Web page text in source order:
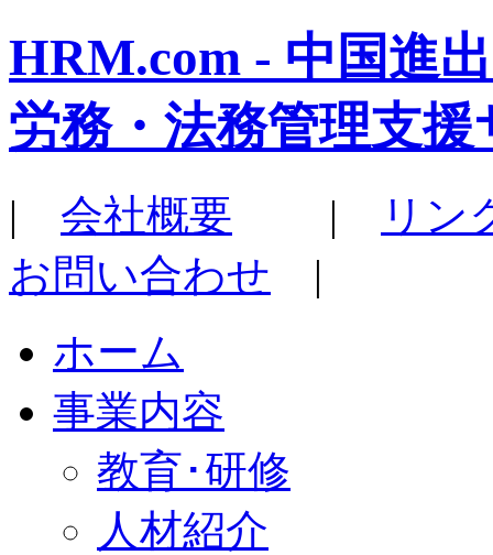
HRM.com - 中国進
労務・法務管理支援
| 会社概要 |
リン
お問い合わせ |
ホーム
事業内容
教育･研修
人材紹介